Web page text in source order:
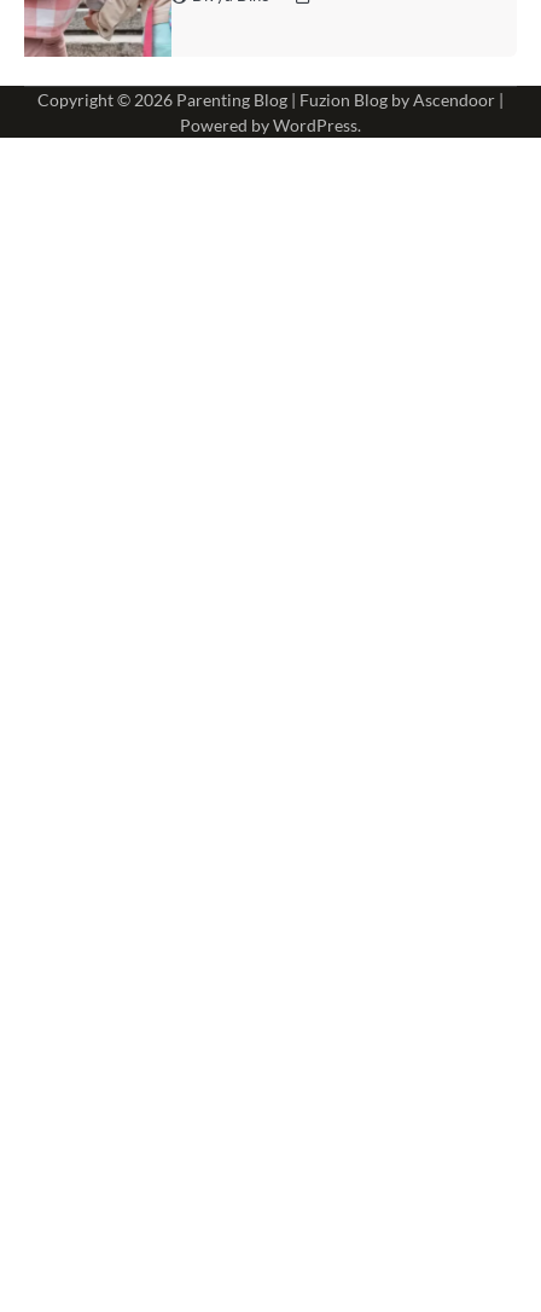
Copyright © 2026 Parenting Blog | Fuzion Blog byAscendoor |
Powered byWordPress.